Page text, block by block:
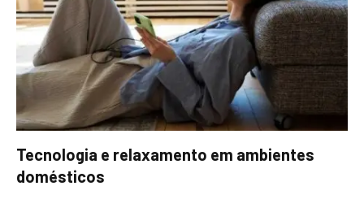
Tecnologia e relaxamento em ambientes
domésticos